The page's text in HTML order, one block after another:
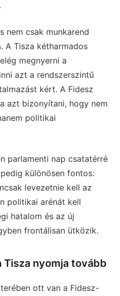
csak munkarend
A Tisza kétharmados
megnyerni a
azt a rendszerszintű
kért. A Fidesz
azt bizonyítani, hogy nem
politikai
parlamenti nap csatatérré
különösen fontos:
levezetnie kell az
politikai arénát kell
hatalom és az új
frontálisan ütközik.
Tisza nyomja tovább
ott van a Fidesz-